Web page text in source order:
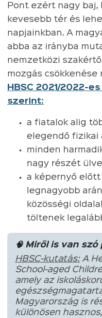
Pont ezért nagy baj,
kevesebb tér és
napjainkban. A
abba az irányba
nemzetközi
mozgás csökkenése
HBSC 2021/2022-
szerint:
a fiatalok alig
elegendő fizikai
minden
nagy részét
a képernyő előtt
legnagyobb
közösségi
töltenek
🧠 Miről is van
HBSC-kutatás:A
School-aged
amely az
Magyarország is
különösen